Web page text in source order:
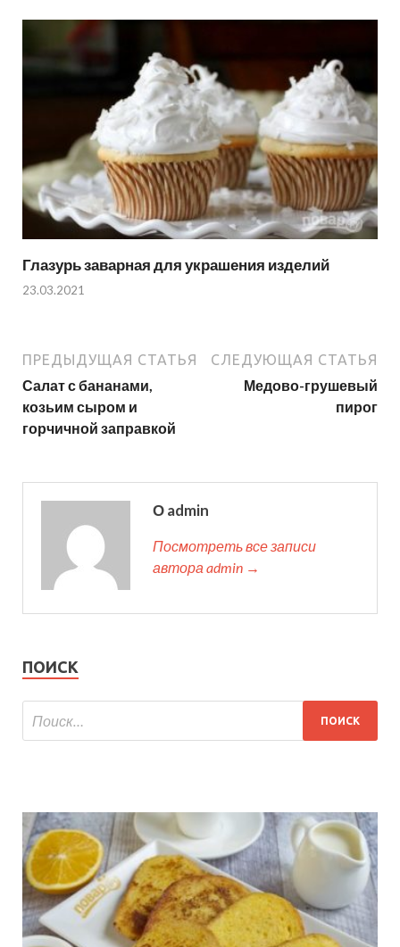
Глазурь заварная для украшения изделий
23.03.2021
ПРЕДЫДУЩАЯ СТАТЬЯ
Салат с бананами,
козьим сыром и
горчичной заправкой
СЛЕДУЮЩАЯ СТАТЬЯ
Медово-грушевый
пирог
О admin
Посмотреть все записи
автора admin →
ПОИСК